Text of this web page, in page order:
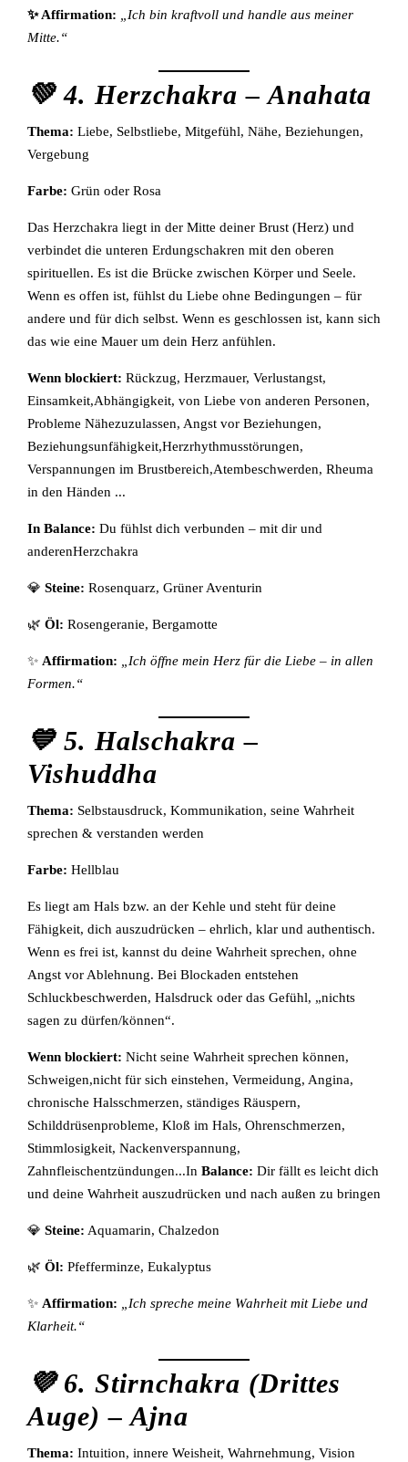
✨ Affirmation: „Ich bin kraftvoll und handle aus meiner
Mitte.“
💚 4. Herzchakra – Anahata
Thema: Liebe, Selbstliebe, Mitgefühl, Nähe, Beziehungen,
Vergebung
Farbe: Grün oder Rosa
Das Herzchakra liegt in der Mitte deiner Brust (Herz) und
verbindet die unteren Erdungschakren mit den oberen
spirituellen. Es ist die Brücke zwischen Körper und Seele.
Wenn es offen ist, fühlst du Liebe ohne Bedingungen – für
andere und für dich selbst. Wenn es geschlossen ist, kann sich
das wie eine Mauer um dein Herz anfühlen.
Wenn blockiert: Rückzug, Herzmauer, Verlustangst,
Einsamkeit,Abhängigkeit, von Liebe von anderen Personen,
Probleme Nähezuzulassen, Angst vor Beziehungen,
Beziehungsunfähigkeit,Herzrhythmusstörungen,
Verspannungen im Brustbereich,Atembeschwerden, Rheuma
in den Händen ...
In Balance: Du fühlst dich verbunden – mit dir und
anderenHerzchakra
💎 Steine: Rosenquarz, Grüner Aventurin
🌿 Öl: Rosengeranie, Bergamotte
✨ Affirmation: „Ich öffne mein Herz für die Liebe – in allen
Formen.“
💙 5. Halschakra –
Vishuddha
Thema: Selbstausdruck, Kommunikation, seine Wahrheit
sprechen & verstanden werden
Farbe: Hellblau
Es liegt am Hals bzw. an der Kehle und steht für deine
Fähigkeit, dich auszudrücken – ehrlich, klar und authentisch.
Wenn es frei ist, kannst du deine Wahrheit sprechen, ohne
Angst vor Ablehnung. Bei Blockaden entstehen
Schluckbeschwerden, Halsdruck oder das Gefühl, „nichts
sagen zu dürfen/können“.
Wenn blockiert: Nicht seine Wahrheit sprechen können,
Schweigen,nicht für sich einstehen, Vermeidung, Angina,
chronische Halsschmerzen, ständiges Räuspern,
Schilddrüsenprobleme, Kloß im Hals, Ohrenschmerzen,
Stimmlosigkeit, Nackenverspannung,
Zahnfleischentzündungen...In Balance: Dir fällt es leicht dich
und deine Wahrheit auszudrücken und nach außen zu bringen
💎 Steine: Aquamarin, Chalzedon
🌿 Öl: Pfefferminze, Eukalyptus
✨ Affirmation: „Ich spreche meine Wahrheit mit Liebe und
Klarheit.“
💜 6. Stirnchakra (Drittes
Auge) – Ajna
Thema: Intuition, innere Weisheit, Wahrnehmung, Vision